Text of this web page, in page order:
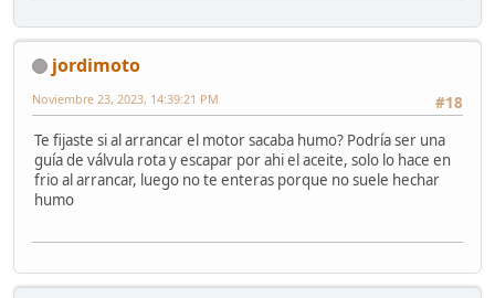
jordimoto
#18
Noviembre 23, 2023, 14:39:21 PM
Te fijaste si al arrancar el motor sacaba humo? Podría ser una
guía de válvula rota y escapar por ahi el aceite, solo lo hace en
frio al arrancar, luego no te enteras porque no suele hechar
humo